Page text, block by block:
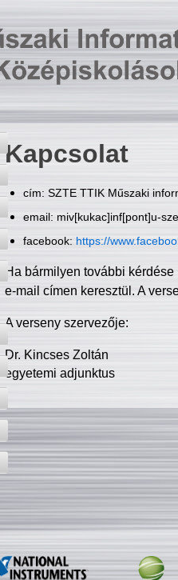
Kapcsolat
cím: SZTE TTIK Műszaki
email: miv[kukac]inf[pont]u-
facebook: https://
Ha bármilyen további
e-mail címen keresztül. A
A verseny szervezője:
Dr. Kincses Zoltán
egyetemi adjunktus